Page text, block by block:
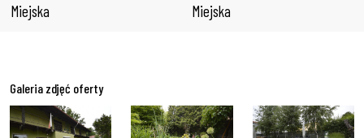
Miejska
Miejska
Galeria zdjęć oferty